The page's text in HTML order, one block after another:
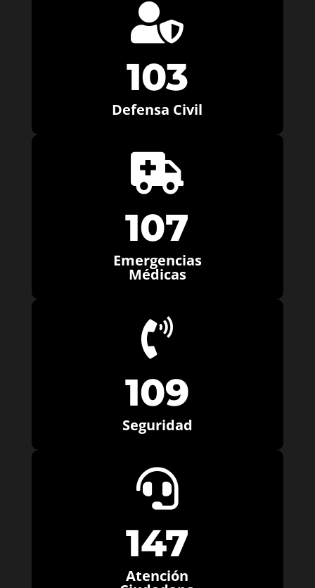

103
Defensa Civil

107
Emergencias
Médicas

109
Seguridad

147
Atención